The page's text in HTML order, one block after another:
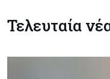
ασφάλεια
Baker Tilly:
Τελευταία